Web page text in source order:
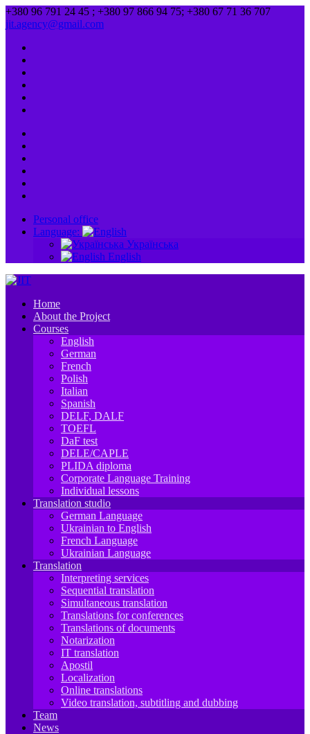
+380 96 791 24 45 ; +380 97 866 94 75; +380 67 71 36 707
jit.agency@gmail.com
Personal office
Language:
Українська
English
Home
About the Project
Courses
English
German
French
Polish
Italian
Spanish
DELF, DALF
TOEFL
DaF test
DELE/CAPLE
PLIDA diploma
Corporate Language Training
Individual lessons
Translation studio
German Language
Ukrainian to English
French Language
Ukrainian Language
Translation
Interpreting services
Sequential translation
Simultaneous translation
Translations for conferences
Translations of documents
Notarization
IT translation
Apostil
Localization
Online translations
Video translation, subtitling and dubbing
Team
News